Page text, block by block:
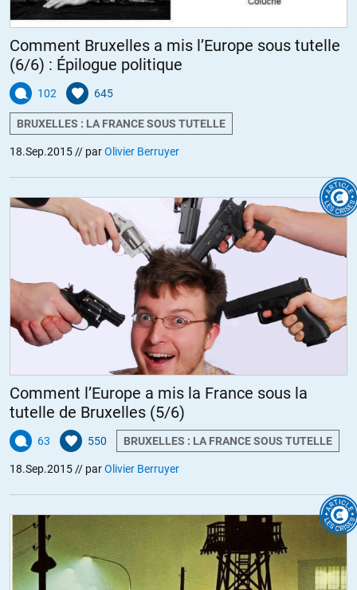
Comment Bruxelles a mis l’Europe sous tutelle
(6/6) : Épilogue politique
102 645
BRUXELLES : LA FRANCE SOUS TUTELLE
18.Sep.2015 // parOlivier Berruyer
Comment l’Europe a mis la France sous la
tutelle de Bruxelles (5/6)
63 550 BRUXELLES : LA FRANCE SOUS TUTELLE
18.Sep.2015 // parOlivier Berruyer